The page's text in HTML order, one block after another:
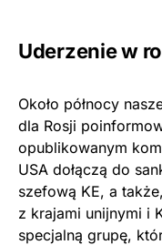
Uderzenie w
Około północy
dla Rosji
opublikowanym
USA dołączą do
szefową KE, a
z krajami unijnymi i
specjalną grupę,